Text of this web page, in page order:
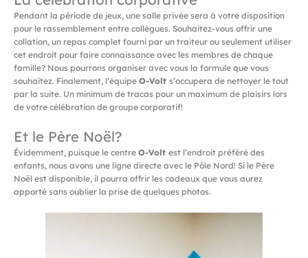
Pendant la période de jeux, une salle privée sera à votre disposition
pour le rassemblement entre collègues. Souhaitez-vous offrir une
collation, un repas complet fourni par un traiteur ou seulement utiliser
cet endroit pour faire connaissance avec les membres de chaque
famille? Nous pourrons organiser avec vous la formule que vous
souhaitez. Finalement, l’équipe O-Volt s’occupera de nettoyer le tout
par la suite. Un minimum de tracas pour un maximum de plaisirs lors
de votre célébration de groupe corporatif!
Et le Père Noël?
Évidemment, puisque le centre O-Volt est l’endroit préféré des
enfants, nous avons une ligne directe avec le Pôle Nord! Si le Père
Noël est disponible, il pourra offrir les cadeaux que vous aurez
apporté sans oublier la prise de quelques photos.